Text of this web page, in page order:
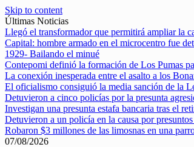
Skip to content
Últimas Noticias
Llegó el transformador que permitirá ampliar la
Capital: hombre armado en el microcentro fue
1929- Bailando el minué
Contepomi definió la formación de Los Pumas
La conexión inesperada entre el asalto a los
El oficialismo consiguió la media sanción de la
Detuvieron a cinco policías por la presunta
Investigan una presunta estafa bancaria tras el
Detuvieron a un policía en la causa por
Robaron $3 millones de las limosnas en una
07/08/2026